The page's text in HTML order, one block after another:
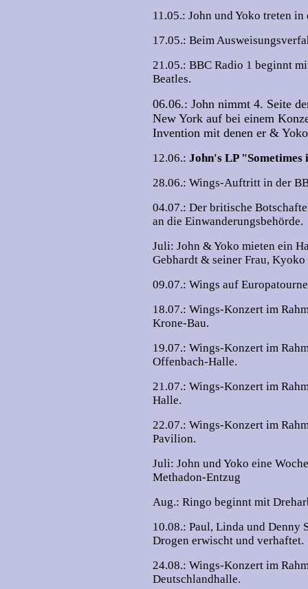
11.05.: John und Yoko treten
17.05.: Beim
21.05.: BBC Radio 1 beginnt
Beatles.
06.06.: John nimmt 4. Seite
New York auf bei einem
Invention mit denen er &
12.06.: John's LP
28.06.: Wings-Auftritt in der
04.07.: Der britische
an die Einwanderungsbehörde.
Juli: John & Yoko mieten ein
Gebhardt & seiner Frau, Kyoko
09.07.: Wings auf
18.07.: Wings-Konzert im
Krone-Bau.
19.07.: Wings-Konzert im
Offenbach-Halle.
21.07.: Wings-Konzert im
Halle.
22.07.: Wings-Konzert im
Pavilion.
Juli: John und Yoko eine
Methadon-Entzug
Aug.: Ringo beginnt mit
10.08.: Paul, Linda und Denny
Drogen erwischt und verhaftet.
24.08.: Wings-Konzert im
Deutschlandhalle.